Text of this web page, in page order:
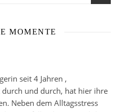
MOMENTE
seit 4 Jahren ,
und durch, hat hier ihre
Neben dem Alltagsstress